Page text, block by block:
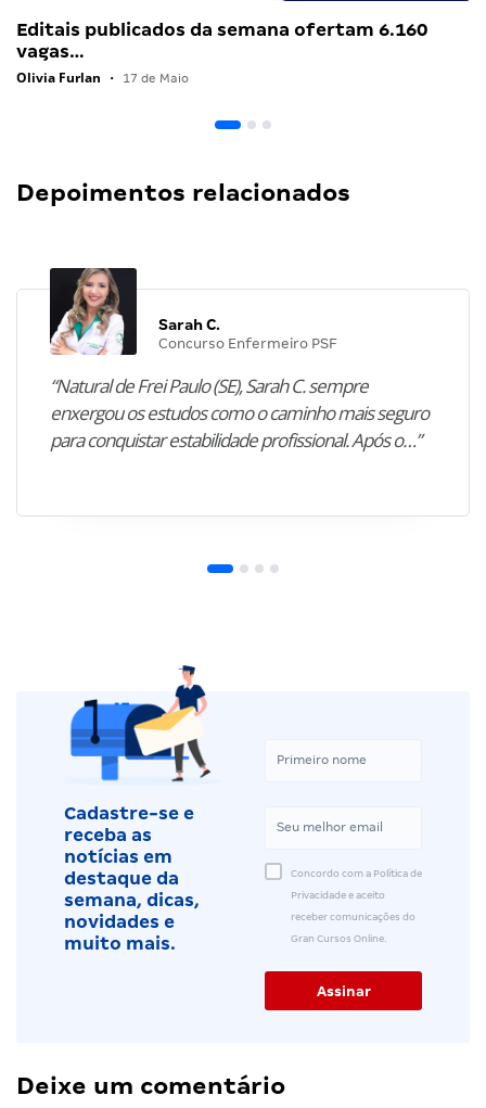
Editais publicados da semana ofertam 6.160
vagas…
Olivia Furlan • 17 de Maio
Depoimentos relacionados
Sarah C.
Concurso Enfermeiro PSF
“Natural de Frei Paulo (SE), Sarah C. sempre
enxergou os estudos como o caminho mais seguro
para conquistar estabilidade profissional. Após o…”
Cadastre-se e
receba as
notícias em
destaque da
semana, dicas,
novidades e
muito mais.
Concordo com a Política de
Privacidade e aceito
receber comunicações do
Gran Cursos Online.
Deixe um comentário